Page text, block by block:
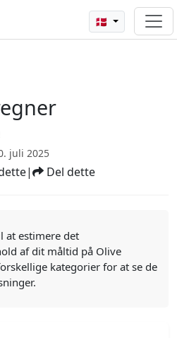
🇩🇰
juli 2025
| Del dette
at estimere det
af dit måltid på Olive
kategorier for at se de